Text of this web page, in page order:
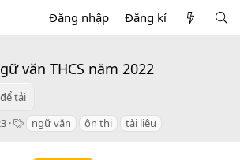
Đăng nhập Đăng kí
văn THCS năm 2022
tải
T ngữ văn ôn thi tài liệu